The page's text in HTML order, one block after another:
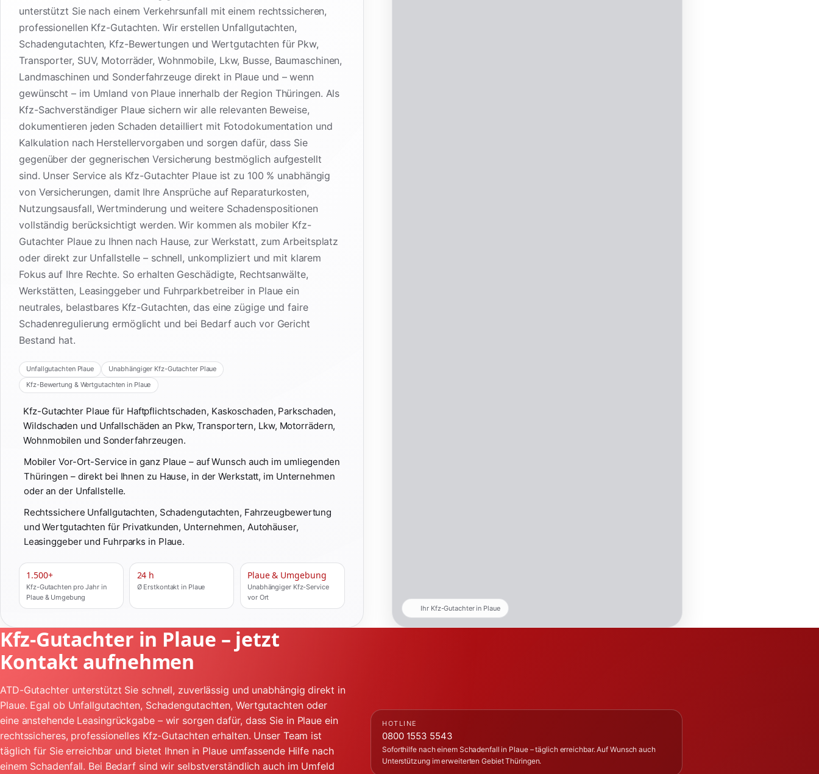
unterstützt Sie nach einem Verkehrsunfall mit einem rechtssicheren,
professionellen Kfz-Gutachten. Wir erstellen Unfallgutachten,
Schadengutachten, Kfz-Bewertungen und Wertgutachten für Pkw,
Transporter, SUV, Motorräder, Wohnmobile, Lkw, Busse, Baumaschinen,
Landmaschinen und Sonderfahrzeuge direkt in Plaue und – wenn
gewünscht – im Umland von Plaue innerhalb der Region Thüringen. Als
Kfz-Sachverständiger Plaue sichern wir alle relevanten Beweise,
dokumentieren jeden Schaden detailliert mit Fotodokumentation und
Kalkulation nach Herstellervorgaben und sorgen dafür, dass Sie
gegenüber der gegnerischen Versicherung bestmöglich aufgestellt
sind. Unser Service als Kfz-Gutachter Plaue ist zu 100 % unabhängig
von Versicherungen, damit Ihre Ansprüche auf Reparaturkosten,
Nutzungsausfall, Wertminderung und weitere Schadenspositionen
vollständig berücksichtigt werden. Wir kommen als mobiler Kfz-
Gutachter Plaue zu Ihnen nach Hause, zur Werkstatt, zum Arbeitsplatz
oder direkt zur Unfallstelle – schnell, unkompliziert und mit klarem
Fokus auf Ihre Rechte. So erhalten Geschädigte, Rechtsanwälte,
Werkstätten, Leasinggeber und Fuhrparkbetreiber in Plaue ein
neutrales, belastbares Kfz-Gutachten, das eine zügige und faire
Schadenregulierung ermöglicht und bei Bedarf auch vor Gericht
Bestand hat.
Unfallgutachten Plaue
Unabhängiger Kfz-Gutachter Plaue
Kfz-Bewertung & Wertgutachten in Plaue
Kfz-Gutachter Plaue für Haftpflichtschaden, Kaskoschaden, Parkschaden,
Wildschaden und Unfallschäden an Pkw, Transportern, Lkw, Motorrädern,
Wohnmobilen und Sonderfahrzeugen.
Mobiler Vor-Ort-Service in ganz Plaue – auf Wunsch auch im umliegenden
Thüringen – direkt bei Ihnen zu Hause, in der Werkstatt, im Unternehmen
oder an der Unfallstelle.
Rechtssichere Unfallgutachten, Schadengutachten, Fahrzeugbewertung
und Wertgutachten für Privatkunden, Unternehmen, Autohäuser,
Leasinggeber und Fuhrparks in Plaue.
1.500+
Kfz-Gutachten pro Jahr in
Plaue & Umgebung
24 h
Ø Erstkontakt in Plaue
Plaue & Umgebung
Unabhängiger Kfz-Service
vor Ort
Ihr Kfz-Gutachter in Plaue
Kfz-Gutachter in Plaue – jetzt
Kontakt aufnehmen
ATD-Gutachter unterstützt Sie schnell, zuverlässig und unabhängig direkt in
Plaue. Egal ob Unfallgutachten, Schadengutachten, Wertgutachten oder
eine anstehende Leasingrückgabe – wir sorgen dafür, dass Sie in Plaue ein
rechtssicheres, professionelles Kfz-Gutachten erhalten. Unser Team ist
täglich für Sie erreichbar und bietet Ihnen in Plaue umfassende Hilfe nach
einem Schadenfall. Bei Bedarf sind wir selbstverständlich auch im Umfeld
HOTLINE
0800 1553 5543
Soforthilfe nach einem Schadenfall in Plaue – täglich erreichbar. Auf Wunsch auch
Unterstützung im erweiterten Gebiet Thüringen.